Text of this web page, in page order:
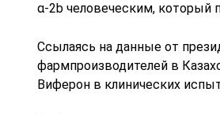
α-2b человеческим, который
Ссылаясь на данные от
фармпроизводителей в
Виферон в клинических